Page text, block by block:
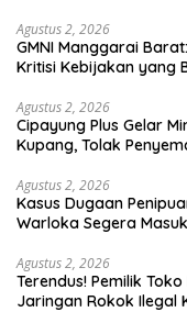
Agustus 2, 2026
GMNI Manggarai
Kritisi Kebijakan yang
Agustus 2, 2026
Cipayung Plus Gelar
Kupang, Tolak
Agustus 2, 2026
Kasus Dugaan
Warloka Segera
Agustus 2, 2026
Terendus! Pemilik
Jaringan Rokok Ilegal